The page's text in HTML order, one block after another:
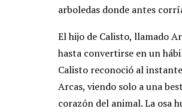
arboledas donde antes
El hijo de Calisto, llamado
hasta convertirse en un
Calisto reconoció al
Arcas, viendo solo a una
corazón del animal. La osa